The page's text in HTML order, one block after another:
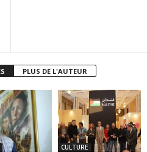
PLUS DE L'AUTEUR
CULTURE